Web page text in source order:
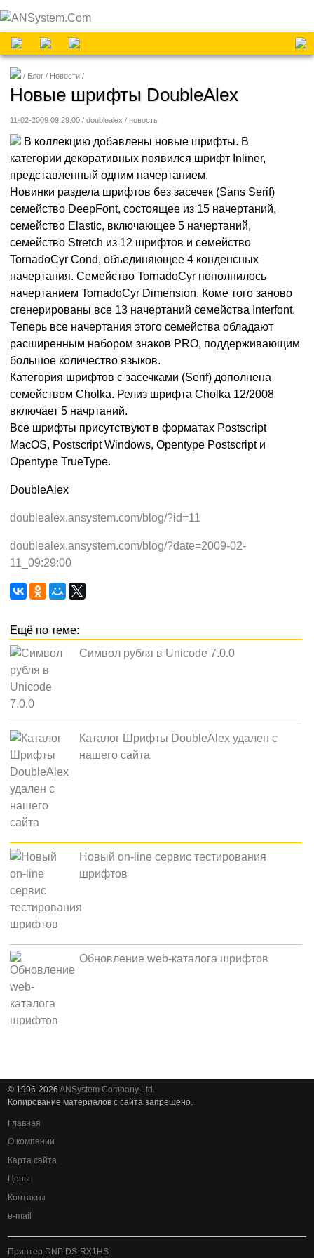
Блог Новости
Новые шрифты DoubleAlex
11-02-2009 09:29:00 / doublealex / новость
В коллекцию добавлены новые шрифты. В
категории декоративных появился шрифт Inliner,
представленный одним начертанием.
Новинки раздела шрифтов без засечек (Sans Serif)
семейство DeepFont, состоящее из 15 начертаний,
семейство Elastic, включающее 5 начертаний,
семейство Stretch из 12 шрифтов и семейство
TornadoCyr Cond, объединяющее 4 конденсных
начертания. Семейство TornadoCyr пополнилось
начертанием TornadoCyr Dimension. Коме того заново
сгенерированы все 13 начертаний семейства Interfont.
Теперь все начертания этого семейства обладают
расширенным набором знаков PRO, поддерживающим
большое количество языков.
Категория шрифтов с засечками (Serif) дополнена
семейством Cholka. Релиз шрифта Cholka 12/2008
включает 5 начртаний.
Все шрифты присутствуют в форматах Postscript
MacOS, Postscript Windows, Opentype Postscript и
Opentype TrueType.
DoubleAlex
doublealex.ansystem.com/blog/?id=11
doublealex.ansystem.com/blog/?date=2009-02-
11_09:29:00
Символ рубля в Unicode 7.0.0
Каталог Шрифты DoubleAlex удален с
нашего сайта
Новый on-line сервис тестирования
шрифтов
Обновление web-каталога шрифтов
© 1996-2026ANSystem Company Ltd.
Копирование материалов с сайта запрещено.
Главная
О компании
Карта сайта
Цены
Контакты
e-mail
Принтер DNP DS-RX1HS